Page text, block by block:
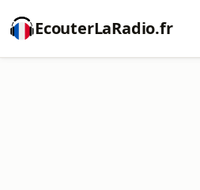
EcouterLaRadio.fr